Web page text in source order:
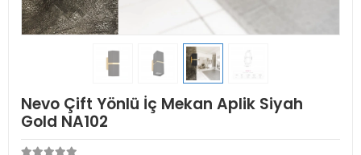
Nevo Çift Yönlü İç Mekan Aplik Siyah
Gold NA102